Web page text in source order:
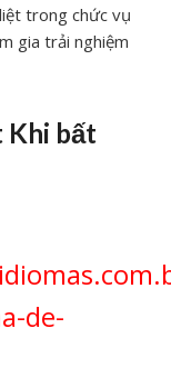
trong chức vụ
gia trải nghiệm
Khi bất
de-